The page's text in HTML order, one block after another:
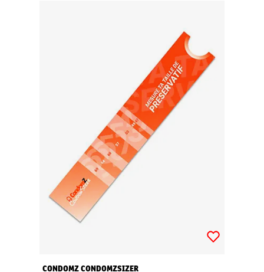
CONDOMZ CONDOMZSIZER